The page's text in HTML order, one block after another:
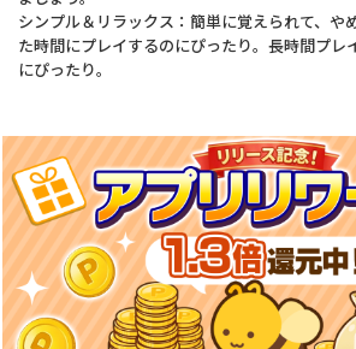
シンプル＆リラックス：簡単に覚えられて、や
た時間にプレイするのにぴったり。長時間プレ
にぴったり。